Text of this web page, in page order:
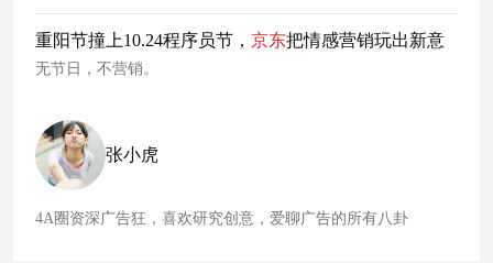
报告》，探索中国内地及香港奢侈品市场的重要指标，从消费
者行为与偏好中挖掘市场发展趋势。
重阳节撞上10.24程序员节， 京东把情感营销玩出新意
无节日，不营销。
张小虎
4A圈资深广告狂，喜欢研究创意，爱聊广告的所有八卦